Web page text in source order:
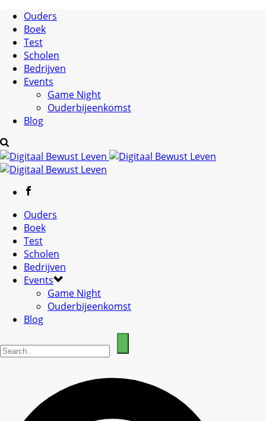
Ouders
Boek
Test
Scholen
Bedrijven
Events
Game Night
Ouderbijeenkomst
Blog
Ouders
Boek
Test
Scholen
Bedrijven
Events
Game Night
Ouderbijeenkomst
Blog